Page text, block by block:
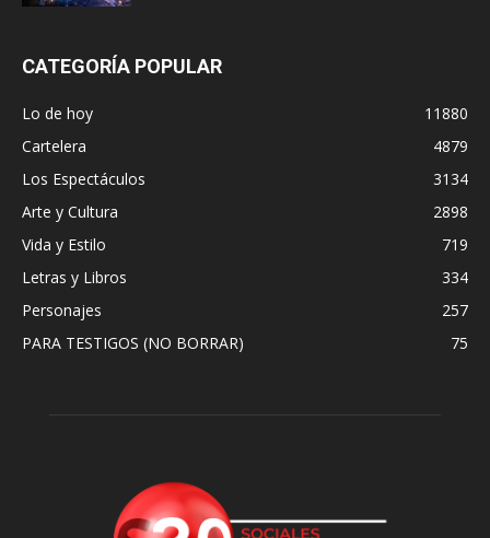
CATEGORÍA POPULAR
Lo de hoy
11880
Cartelera
4879
Los Espectáculos
3134
Arte y Cultura
2898
Vida y Estilo
719
Letras y Libros
334
Personajes
257
PARA TESTIGOS (NO BORRAR)
75